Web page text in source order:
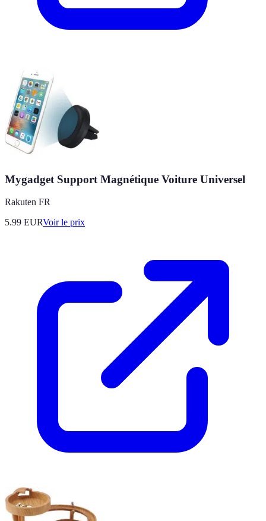
Mygadget Support Magnétique Voiture Universel
Rakuten FR
5.99 EURVoir le prix